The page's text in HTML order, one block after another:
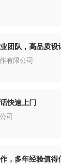
团队，高品质设
有限公司
快速上门
司
，多年经验值得